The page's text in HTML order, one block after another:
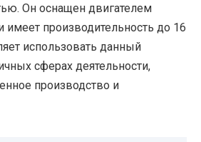
Он оснащен двигателем
производительность до 16
использовать данный
сферах деятельности,
производство и